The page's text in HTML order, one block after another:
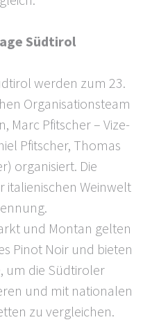
Südtirol
werden zum 23.
Organisationsteam
Marc Pfitscher – Vize-
Pfitscher, Thomas
organisiert. Die
italienischen Weinwelt
und Montan gelten
Pinot Noir und bieten
um die Südtiroler
und mit nationalen
zu vergleichen.